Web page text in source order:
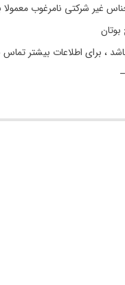
اجناس غیر شرکتی نامرغوب
، برای اطلاعات بیشتر تماس